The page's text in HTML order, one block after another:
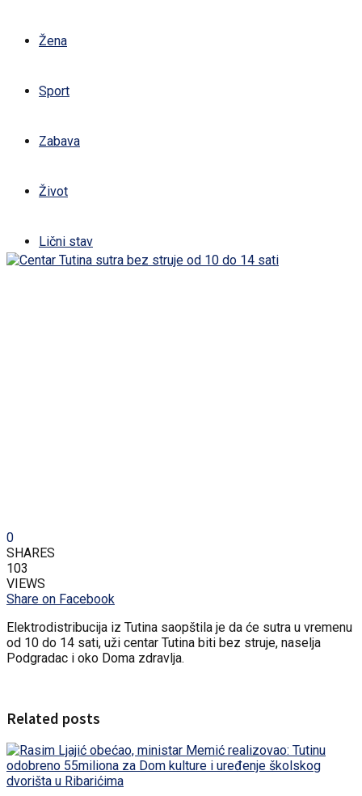
Žena
Sport
Zabava
Život
Lični stav
0
SHARES
103
VIEWS
Share on Facebook
Elektrodistribucija iz Tutina saopštila je da će sutra u vremenu
od 10 do 14 sati, uži centar Tutina biti bez struje, naselja
Podgradac i oko Doma zdravlja.
Related posts